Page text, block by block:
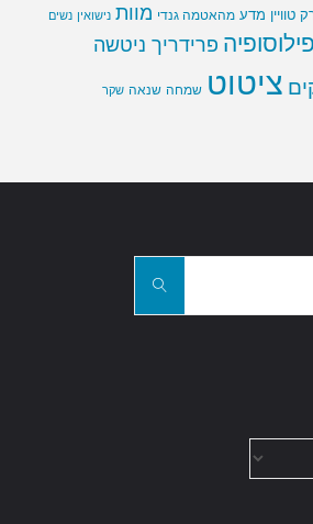
טוויין מדע מהאטמה גנדי מוות נישואין נשים
פילוסופיה פרידריך ניטשה
ציטוט שמחה שנאה שקר
חפשו